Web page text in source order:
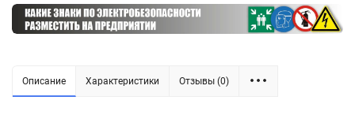
Описание Характеристики Отзывы (0)